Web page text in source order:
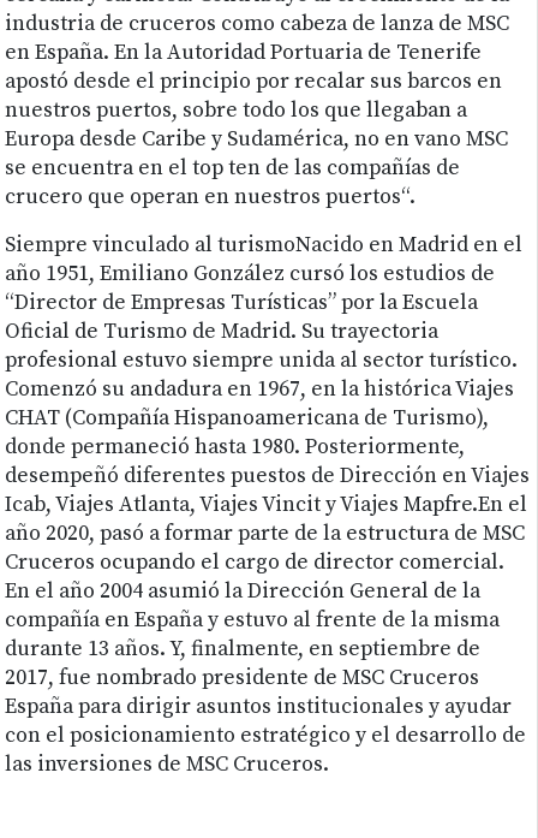
industria de cruceros como cabeza de lanza de MSC
en España. En la Autoridad Portuaria de Tenerife
apostó desde el principio por recalar sus barcos en
nuestros puertos, sobre todo los que llegaban a
Europa desde Caribe y Sudamérica, no en vano MSC
se encuentra en el top ten de las compañías de
crucero que operan en nuestros puertos“.
Siempre vinculado al turismoNacido en Madrid en el
año 1951, Emiliano González cursó los estudios de
“Director de Empresas Turísticas” por la Escuela
Oficial de Turismo de Madrid. Su trayectoria
profesional estuvo siempre unida al sector turístico.
Comenzó su andadura en 1967, en la histórica Viajes
CHAT (Compañía Hispanoamericana de Turismo),
donde permaneció hasta 1980. Posteriormente,
desempeñó diferentes puestos de Dirección en Viajes
Icab, Viajes Atlanta, Viajes Vincit y Viajes Mapfre.En el
año 2020, pasó a formar parte de la estructura de MSC
Cruceros ocupando el cargo de director comercial.
En el año 2004 asumió la Dirección General de la
compañía en España y estuvo al frente de la misma
durante 13 años. Y, finalmente, en septiembre de
2017, fue nombrado presidente de MSC Cruceros
España para dirigir asuntos institucionales y ayudar
con el posicionamiento estratégico y el desarrollo de
las inversiones de MSC Cruceros.